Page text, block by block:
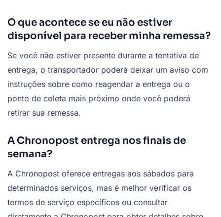
O que acontece se eu não estiver
disponível para receber minha remessa?
Se você não estiver presente durante a tentativa de
entrega, o transportador poderá deixar um aviso com
instruções sobre como reagendar a entrega ou o
ponto de coleta mais próximo onde você poderá
retirar sua remessa.
A Chronopost entrega nos finais de
semana?
A Chronopost oferece entregas aos sábados para
determinados serviços, mas é melhor verificar os
termos de serviço específicos ou consultar